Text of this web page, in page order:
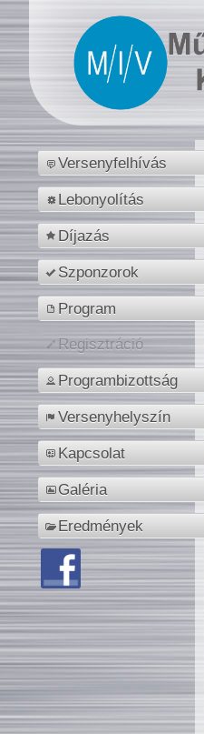
Versenyfelhívás
Lebonyolítás
Díjazás
Szponzorok
Program
Regisztráció
Programbizottság
Versenyhelyszín
Kapcsolat
Galéria
Eredmények